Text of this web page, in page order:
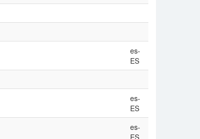
es-
ES
es-
ES
es-
ES